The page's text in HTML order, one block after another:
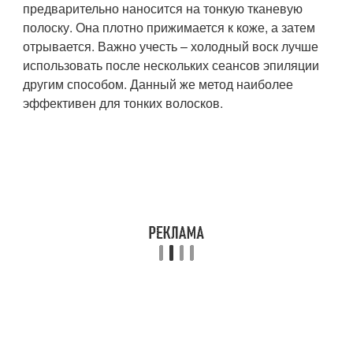
предварительно наносится на тонкую тканевую
полоску. Она плотно прижимается к коже, а затем
отрывается. Важно учесть – холодный воск лучше
использовать после нескольких сеансов эпиляции
другим способом. Данный же метод наиболее
эффективен для тонких волосков.